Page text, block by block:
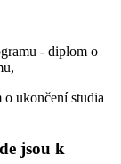
- diplom o
ukončení studia
jsou k